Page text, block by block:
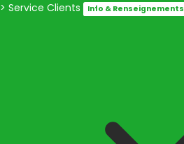
> Service Clients Info & Renseignements